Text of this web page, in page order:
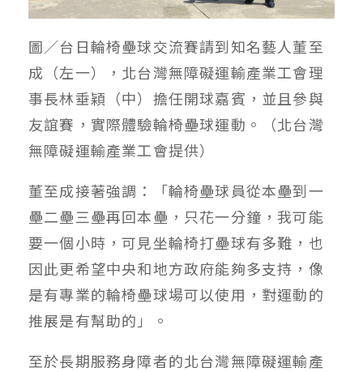
圖／台日輪椅壘球交流賽請到知名藝人董至
成（左一），北台灣無障礙運輸產業工會理
事長林垂穎（中）擔任開球嘉賓，並且參與
友誼賽，實際體驗輪椅壘球運動。（北台灣
無障礙運輸產業工會提供）
董至成接著強調：「輪椅壘球員從本壘到一
壘二壘三壘再回本壘，只花一分鐘，我可能
要一個小時，可見坐輪椅打壘球有多難，也
因此更希望中央和地方政府能夠多支持，像
是有專業的輪椅壘球場可以使用，對運動的
推展是有幫助的」。
至於長期服務身障者的北台灣無障礙運輸產